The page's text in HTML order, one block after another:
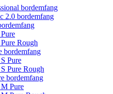
bordemfang
2.0 bordemfang
Rough
bordemfang
Pure
Pure Rough
bordemfang
Pure